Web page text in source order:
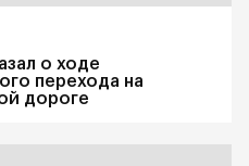
о ходе
перехода на
дороге